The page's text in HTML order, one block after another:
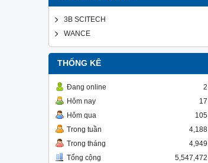
3B SCITECH
WANCE
THỐNG KÊ
Đang online
2
Hôm nay
17
Hôm qua
105
Trong tuần
4,188
Trong tháng
4,949
Tổng cộng
5,547,472